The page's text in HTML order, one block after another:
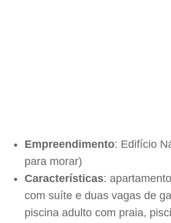
Empreendimento: Edifício
para morar)
Características:
com suíte e duas vagas de
piscina adulto com praia,